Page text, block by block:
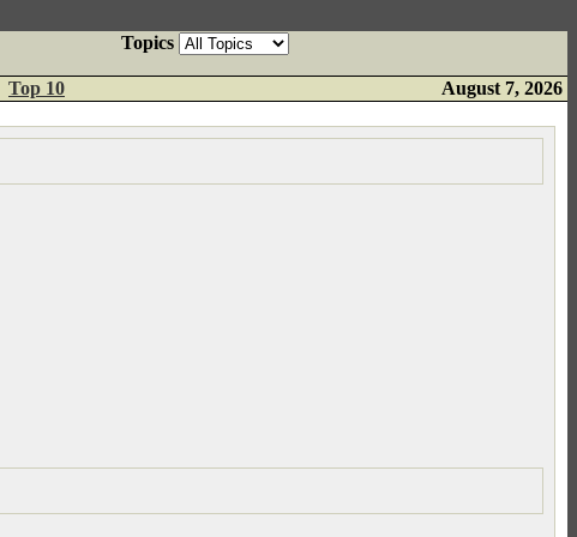
Topics
Top 10 August 7, 2026